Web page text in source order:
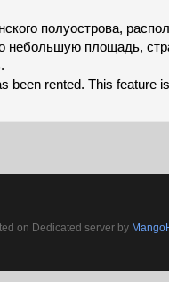
полуострова,
небольшую площадь,
been rented. This feature
on Dedicated server by